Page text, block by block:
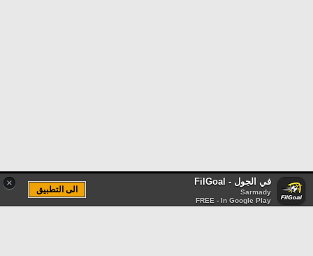
× في الجول - FilGoal
Sarmady
FREE - In Google Play
الى التطبيق